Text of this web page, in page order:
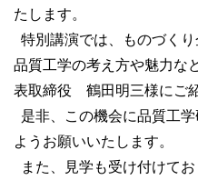
たします。
特別講演では、ものづく
品質工学の考え方や魅力
表取締役 鶴田明三様にご
是非、この機会に品質工
ようお願いいたします。
また、見学も受け付けてお